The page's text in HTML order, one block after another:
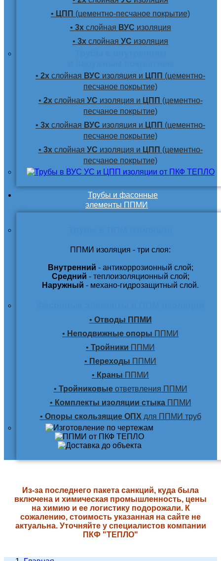
• ЦПП (цементно-песчаное покрытие)
• 3хслойная ВУС изоляция
• 3х слойная УС изоляция
• 2х слойная ВУС изоляция и ЦПП (цементно-
песчаное покрытие)
• 2хслойная УС изоляция и ЦПП (цементно-
песчаное покрытие)
• 3х слойная ВУС изоляция и ЦПП (цементно-
песчаное покрытие)
• 3хслойная УС изоляция и ЦПП (цементно-
песчаное покрытие)
Трубы и фасонные
элементы ППМИ
ППМИ изоляция - три слоя:
Внутренний - антикоррозионный слой;
Средний - теплоизоляционный слой;
Наружный - механо-гидрозащитный слой.
• Отводы ППМИ
• Неподвижные опоры ППМИ
• Тройники ППМИ
• Переходы ППМИ
• Краны ППМИ
• Тройниковыеответвления ППМИ
• Комплекты изоляции стыкаППМИ
• Опоры скользящие ОПХ для ППМИ труб
Из-за последнего пакета санкций, куда была
включена и химическая промышленность, цены
на химию и ее логистику подорожали. К
сожалению, стоимость указанная на сайте не
актуальна. Уточняйте у специалистов компании
ПКФ "ТЕПЛО"